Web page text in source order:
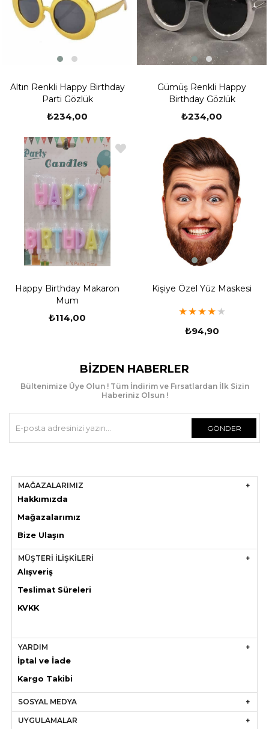
Altın Renkli Happy Birthday
Parti Gözlük
₺234,00
Gümüş Renkli Happy
Birthday Gözlük
₺234,00
Happy Birthday Makaron
Mum
₺114,00
Kişiye Özel Yüz Maskesi
★★★★ ★
₺94,90
BIZDEN HABERLER
Bültenimize Üye Olun ! Tüm İndirim ve Fırsatlardan İlk Sizin
Haberiniz Olsun !
GÖNDER
MAĞAZALARIMIZ
Hakkımızda
Mağazalarımız
Bize Ulaşın
MÜŞTERİ İLİŞKİLERİ
Alışveriş
Teslimat Süreleri
KVKK
YARDIM
İptal ve İade
Kargo Takibi
SOSYAL MEDYA
UYGULAMALAR